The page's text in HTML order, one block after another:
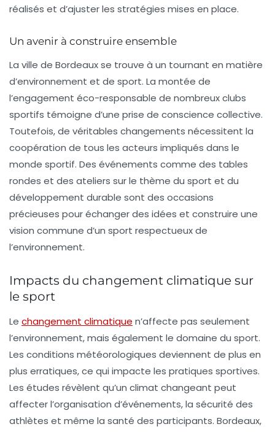
réalisés et d’ajuster les stratégies mises en place.
Un avenir à construire ensemble
La ville de Bordeaux se trouve à un tournant en matière
d’environnement et de sport. La montée de
l’engagement éco-responsable de nombreux clubs
sportifs témoigne d’une prise de conscience collective.
Toutefois, de véritables changements nécessitent la
coopération de tous les acteurs impliqués dans le
monde sportif. Des événements comme des tables
rondes et des ateliers sur le thème du sport et du
développement durable sont des occasions
précieuses pour échanger des idées et construire une
vision commune d’un sport respectueux de
l’environnement.
Impacts du changement climatique sur
le sport
Le changement climatique n’affecte pas seulement
l’environnement, mais également le domaine du sport.
Les conditions météorologiques deviennent de plus en
plus erratiques, ce qui impacte les pratiques sportives.
Les études révèlent qu’un climat changeant peut
affecter l’organisation d’événements, la sécurité des
athlètes et même la santé des participants. Bordeaux,